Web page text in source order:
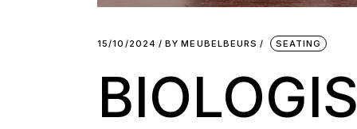
15/10/2024 BY MEUBELBEURS SEATING